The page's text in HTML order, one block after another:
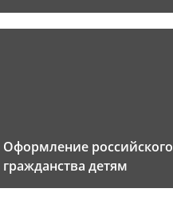
Оформление российского
гражданства детям